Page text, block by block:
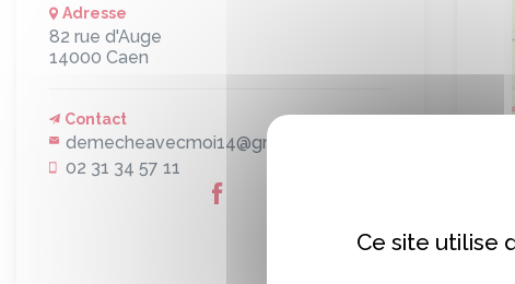
Adresse
82 rue d'Auge
14000 Caen
Contact
demecheavecmoi14@gmail.com
02 31 34 57 11
Ce site utilise